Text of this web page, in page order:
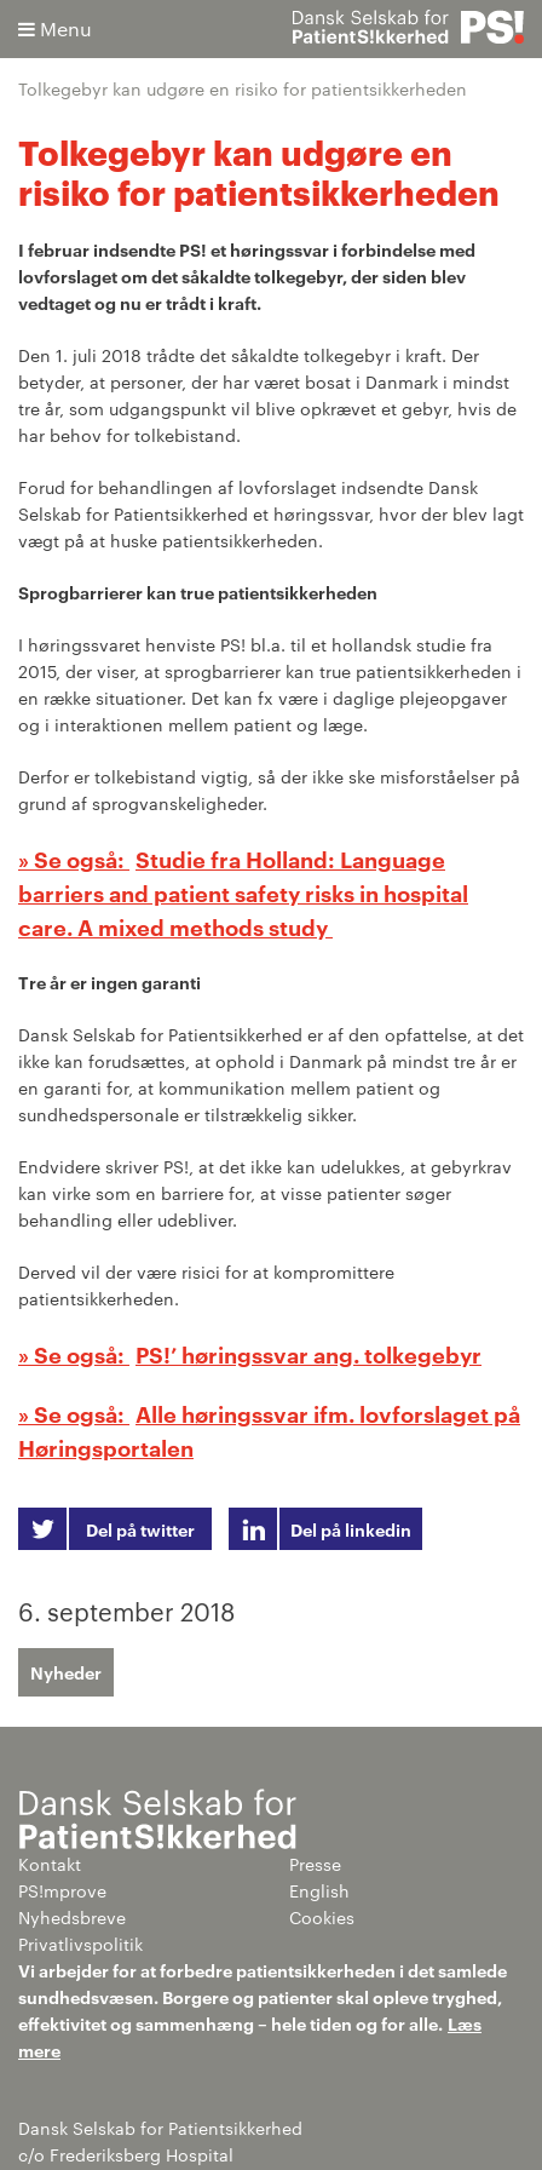
Menu
Søg
Avanceret søgning
Tolkegebyr kan udgøre en risiko for patientsikkerheden
Tolkegebyr kan udgøre en
risiko for patientsikkerheden
I februar indsendte PS! et høringssvar i forbindelse med
lovforslaget om det såkaldte tolkegebyr, der siden blev
vedtaget og nu er trådt i kraft.
Den 1. juli 2018 trådte det såkaldte tolkegebyr i kraft. Der
betyder, at personer, der har været bosat i Danmark i mindst
tre år, som udgangspunkt vil blive opkrævet et gebyr, hvis de
har behov for tolkebistand.
Forud for behandlingen af lovforslaget indsendte Dansk
Selskab for Patientsikkerhed et høringssvar, hvor der blev lagt
vægt på at huske patientsikkerheden.
Sprogbarrierer kan true patientsikkerheden
I høringssvaret henviste PS! bl.a. til et hollandsk studie fra
2015, der viser, at sprogbarrierer kan true patientsikkerheden i
en række situationer. Det kan fx være i daglige plejeopgaver
og i interaktionen mellem patient og læge.
Derfor er tolkebistand vigtig, så der ikke ske misforståelser på
grund af sprogvanskeligheder.
Studie fra Holland: Language
barriers and patient safety risks in hospital
care. A mixed methods study
Tre år er ingen garanti
Dansk Selskab for Patientsikkerhed er af den opfattelse, at det
ikke kan forudsættes, at ophold i Danmark på mindst tre år er
en garanti for, at kommunikation mellem patient og
sundhedspersonale er tilstrækkelig sikker.
Endvidere skriver PS!, at det ikke kan udelukkes, at gebyrkrav
kan virke som en barriere for, at visse patienter søger
behandling eller udebliver.
Derved vil der være risici for at kompromittere
patientsikkerheden.
PS!’ høringssvar ang. tolkegebyr
Alle høringssvar ifm. lovforslaget på
Høringsportalen
Del på twitter Del på linkedin
6. september 2018
Nyheder
Kontakt
Presse
PS!mprove
English
Nyhedsbreve
Cookies
Privatlivspolitik
Vi arbejder for at forbedre patientsikkerheden i det samlede
sundhedsvæsen. Borgere og patienter skal opleve tryghed,
effektivitet og sammenhæng – hele tiden og for alle. Læs
mere
Dansk Selskab for Patientsikkerhed
c/o Frederiksberg Hospital